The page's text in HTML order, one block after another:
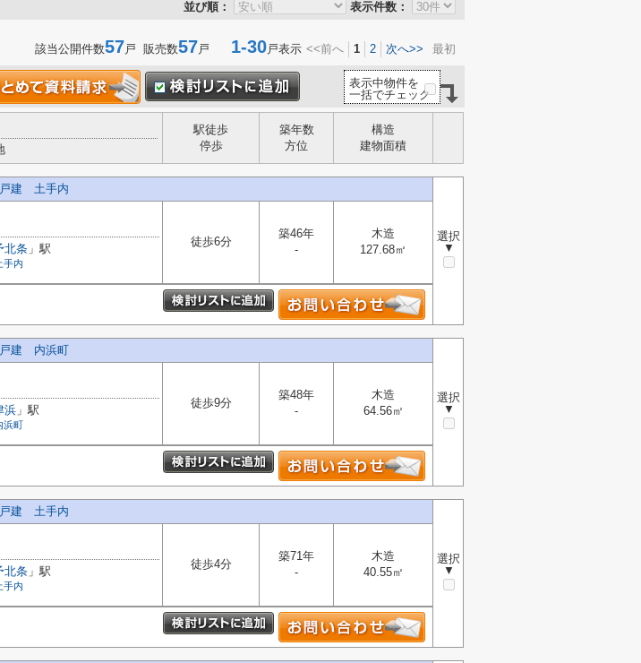
並び順： 表示件数：
該当公開件数57戸 販売数57戸 1-30戸表示 <<前へ 1 2 次へ>> 最初
表示中物件を
一括でチェック
駅徒歩
停歩
築年数
方位
構造
建物面積
戸建 土手内
選択
▼
北条 」駅
手内
徒歩6分
築46年
-
木造
127.68㎡
戸建 内浜町
選択
▼
浜 」駅
浜町
徒歩9分
築48年
-
木造
64.56㎡
戸建 土手内
選択
▼
北条 」駅
手内
徒歩4分
築71年
-
木造
40.55㎡